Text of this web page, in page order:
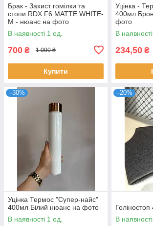
Брак - Захист гомілки та
стопи RDX F6 MATTE WHITE-
M - нюанс на фото
В наявності 1 од.
700 ₴ 1 000 ₴
Купити
Уцінка -
400мл
фото
В
234,50 ₴
–30%
Уцінка Термос "Супер-найс"
400мл Білий нюанс на фото
В наявності 1 од.
–20%
В